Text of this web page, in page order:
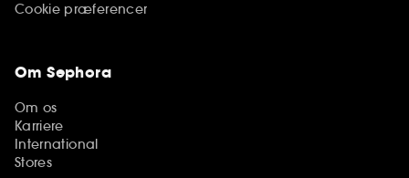
Cookie præferencer
Om Sephora
Om os
Karriere
International
Stores